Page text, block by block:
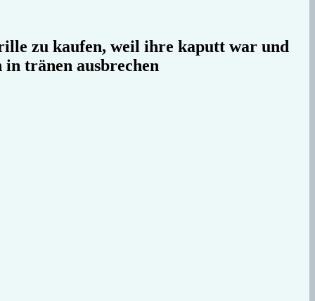
zu kaufen, weil ihre kaputt war und
in tränen ausbrechen